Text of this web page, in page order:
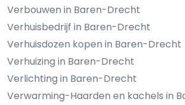
Verbouwen in Baren-Drecht
Verhuisbedrijf in Baren-Drecht
Verhuisdozen kopen in Baren-Drecht
Verhuizing in Baren-Drecht
Verlichting in Baren-Drecht
Verwarming-Haarden en kachels in